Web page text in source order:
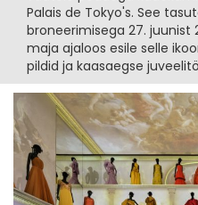
Palais de Tokyo's. See
broneerimisega 27. juunist
maja ajaloos esile selle
pildid ja kaasaegse